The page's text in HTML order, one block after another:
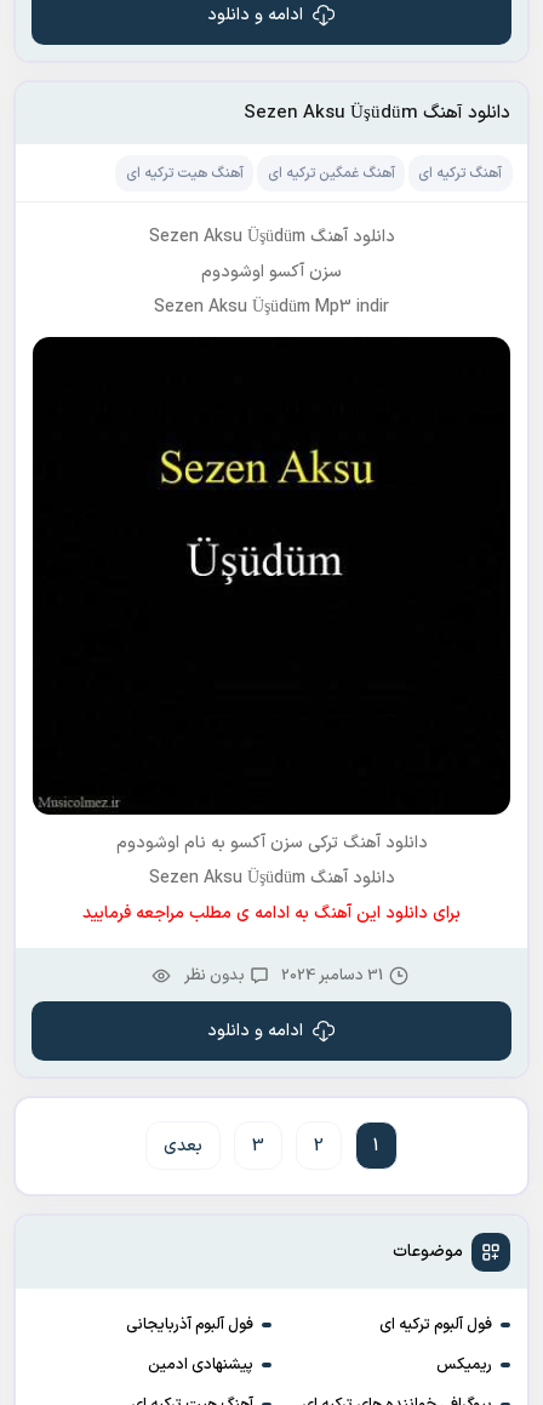
موضوعات
فول آلبوم ترکیه ای
فول آلبوم آذربایجانی
ریمیکس
پیشنهادی ادمین
ادامه و دانلود
دانلود آهنگ Sezen Aksu Üşüdüm
آهنگ ترکیه ای آهنگ غمگین ترکیه ای آهنگ هیت ترکیه ای
دانلود آهنگ Sezen Aksu Üşüdüm
سزن آکسو اوشودوم
Sezen Aksu Üşüdüm Mp3 indir
دانلود آهنگ ترکی سزن آکسو به نام اوشودوم
دانلود آهنگ Sezen Aksu Üşüdüm
برای دانلود این آهنگ به ادامه ی مطلب مراجعه فرمایید
31 دسامبر 2024 بدون نظر
ادامه و دانلود
1
2
3 بعدی